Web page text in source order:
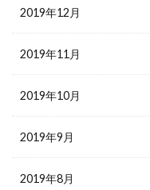
2019年12月
2019年11月
2019年10月
2019年9月
2019年8月